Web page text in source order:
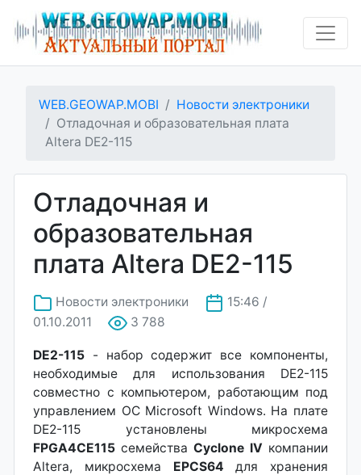
WEB.GEOWAP.MOBI
Новости электроники
Отладочная и образовательная плата
Altera DE2-115
Отладочная и
образовательная
плата Altera DE2-115
Новости электроники
15:46 /
01.10.2011
3 788
DE2-115 - набор содержит все компоненты,
необходимые для использования DE2-115
совместно с компьютером, работающим под
управлением ОС Microsoft Windows. На плате
DE2-115 установлены микросхема
FPGA4CE115 семейства Cyclone IV компании
Altera, микросхема EPCS64 для хранения